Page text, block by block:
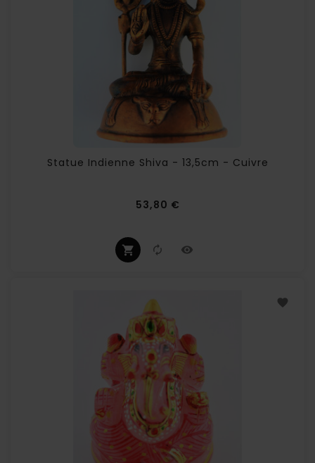
Statue Indienne Shiva - 13,5cm - Cuivre
53,80 €